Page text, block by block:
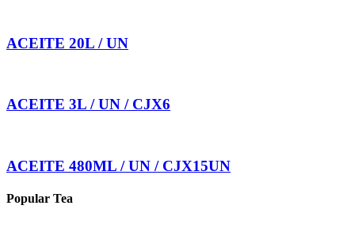
ACEITE 20L / UN
ACEITE 3L / UN / CJX6
ACEITE 480ML / UN / CJX15UN
Popular Tea